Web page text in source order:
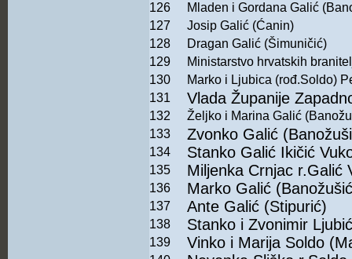
126
Mladen i Gordana Galić
127
Josip Galić (Ćanin)
128
Dragan Galić (Šimuničić)
129
Ministarstvo hrvatskih
130
Marko i Ljubica (rođ.Soldo)
131
Vlada Županije
132
Željko i Marina Galić
133
Zvonko Galić
134 Stanko Galić Ikičić
135 Miljenka Crnjac r.Galić
136 Marko Galić
137 Ante Galić (Stipurić)
138 Stanko i Zvonimir
139 Vinko i Marija Soldo